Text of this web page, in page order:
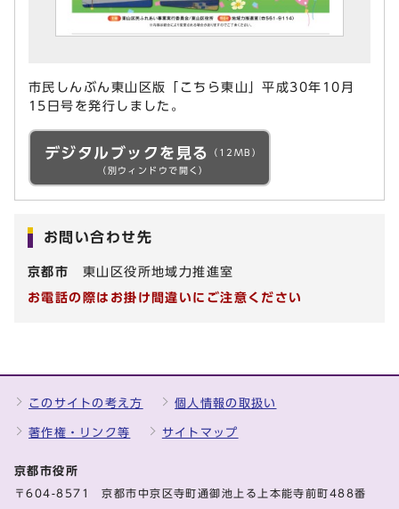
市民しんぶん東山区版「こちら東山」平成30年10月
15日号を発行しました。
デジタルブックを見る
（12MB）
（別ウィンドウで開く）
お問い合わせ先
京都市 東山区役所地域力推進室
お電話の際はお掛け間違いにご注意ください
このサイトの考え方 個人情報の取扱い
著作権・リンク等 サイトマップ
京都市役所
〒604-8571 京都市中京区寺町通御池上る上本能寺前町488番